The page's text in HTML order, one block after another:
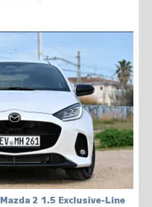
Mazda 2 1.5 Exclusive-Line